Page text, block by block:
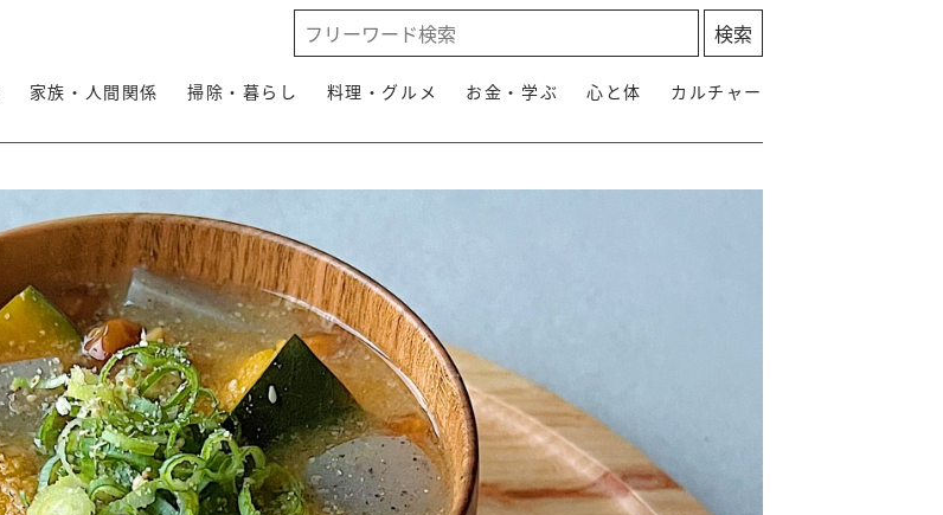
家族・人間関係 掃除・暮らし 料理・グルメ お金・学ぶ 心と体 カルチャー